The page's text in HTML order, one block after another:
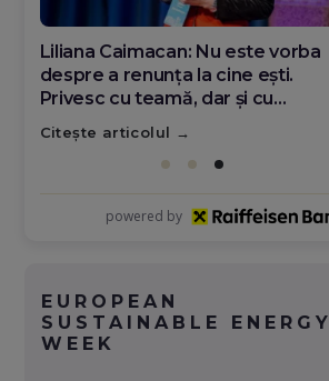
Diana Olar, românca de la Google
care demonstrează că diaspora
poate schimba România
Citește articolul
powered by
EUROPEAN
SUSTAINABLE ENERGY
WEEK